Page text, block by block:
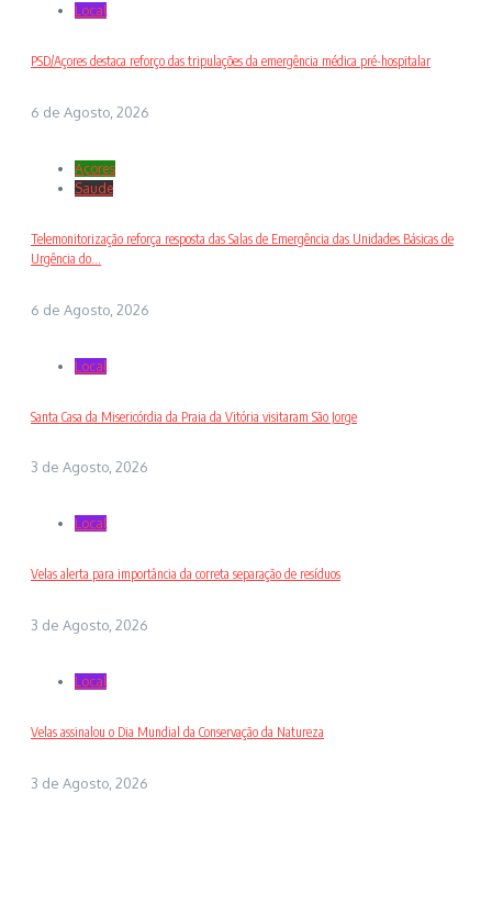
Local
PSD/Açores destaca reforço das tripulações da emergência médica pré-hospitalar
6 de Agosto, 2026
Açores
Saude
Telemonitorização reforça resposta das Salas de Emergência das Unidades Básicas de
Urgência do...
6 de Agosto, 2026
Local
Santa Casa da Misericórdia da Praia da Vitória visitaram São Jorge
3 de Agosto, 2026
Local
Velas alerta para importância da correta separação de resíduos
3 de Agosto, 2026
Local
Velas assinalou o Dia Mundial da Conservação da Natureza
3 de Agosto, 2026